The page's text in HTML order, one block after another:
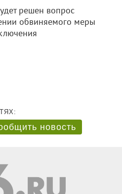
решен вопрос
обвиняемого меры
новость